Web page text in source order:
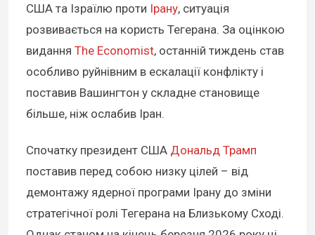
США та Ізраїлю проти Ірану, ситуація
розвивається на користь Тегерана. За оцінкою
видання The Economist, останній тиждень став
особливо руйнівним в ескалації конфлікту і
поставив Вашингтон у складне становище
більше, ніж ослабив Іран.
Спочатку президент США Дональд Трамп
поставив перед собою низку цілей – від
демонтажу ядерної програми Ірану до зміни
стратегічної ролі Тегерана на Близькому Сході.